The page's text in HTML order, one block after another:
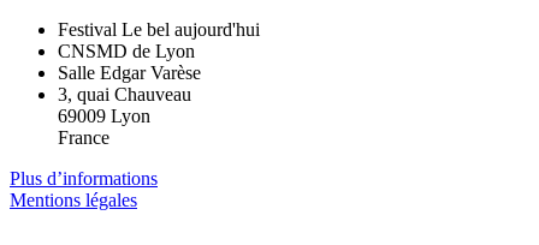
Festival Le bel aujourd'hui
CNSMD de Lyon
Salle Edgar Varèse
3, quai Chauveau
69009 Lyon
France
Plus d’informations
Mentions légales